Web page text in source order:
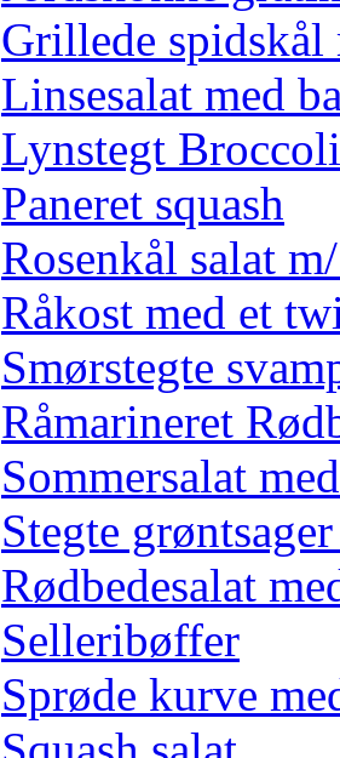
Grillede spidskål
Linsesalat med
Lynstegt Broccoli
Paneret squash
Rosenkål salat
Råkost med et
Smørstegte
Råmarineret
Sommersalat
Stegte
Rødbedesalat
Selleribøffer
Sprøde kurve